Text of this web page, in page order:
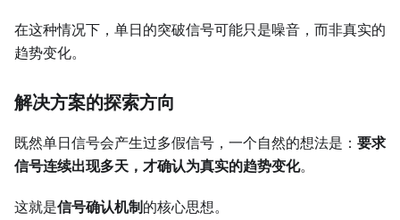
在这种情况下，单日的突破信号可能只是噪音，而非真实的
趋势变化。
解决方案的探索方向
既然单日信号会产生过多假信号，一个自然的想法是： 要求
信号连续出现多天，才确认为真实的趋势变化。
这就是信号确认机制的核心思想。